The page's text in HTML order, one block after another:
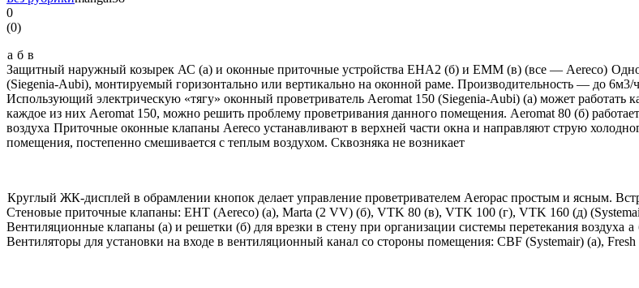
0
(0)
а б в
Защитный наружный козырек АС (а) и оконные приточные устройства EHA2 (б) и EMM (в) (все — Aereco)
(Siegenia-Aubi), монтируемый горизонтально или вертикально на оконной раме. Производительность — до 6м3/ч
Использующий электрическую «тягу» оконный проветриватель Aeromat 150 (Siegenia-Aubi) (а) может работать
каждое из них Aeromat 150, можно решить проблему проветривания данного помещения. Aeromat 80 (б)
воздуха Приточные оконные клапаны Aereco устанавливают в верхней части окна и направляют струю
помещения, постепенно смешивается с теплым воздухом. Сквозняка не возникает
Круглый ЖК-дисплей в обрамлении кнопок делает управление проветривателем Aeropac простым и ясным.
Стеновые приточные клапаны: EHT (Aereco) (а), Marta (2 VV) (б), VTK 80 (в), VTK 100 (г), VTK 160 (д)
Вентиляционные клапаны (а) и решетки (б) для врезки в стену при организации системы перетекания воздуха а
Вентиляторы для установки на входе в вентиляционный канал со стороны помещения: CBF (Systemair) (а),